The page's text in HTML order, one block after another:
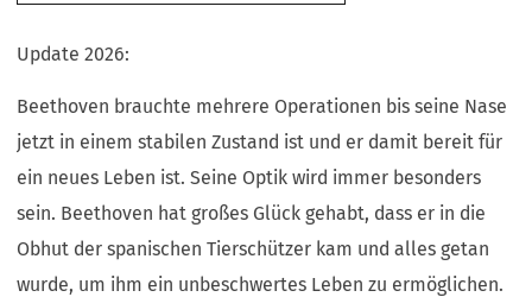
Update 2026:
Beethoven brauchte mehrere Operationen bis seine Nase
jetzt in einem stabilen Zustand ist und er damit bereit für
ein neues Leben ist. Seine Optik wird immer besonders
sein. Beethoven hat großes Glück gehabt, dass er in die
Obhut der spanischen Tierschützer kam und alles getan
wurde, um ihm ein unbeschwertes Leben zu ermöglichen.